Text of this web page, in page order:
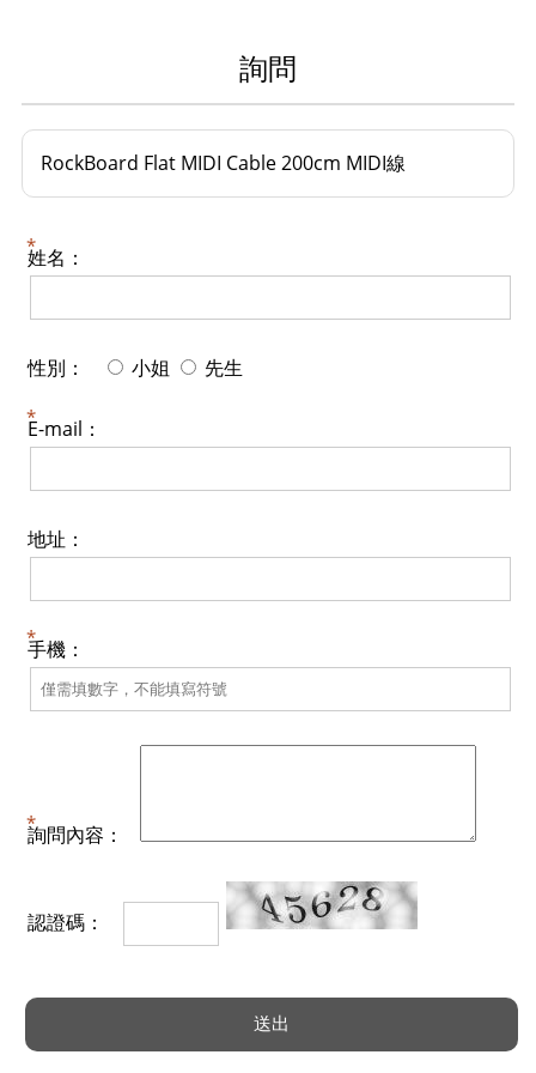
詢問
RockBoard Flat MIDI Cable 200cm MIDI線
姓名：
性別： 小姐 先生
E-mail：
地址：
手機：
詢問內容：
認證碼：